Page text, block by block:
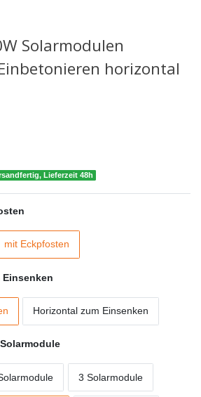
Solarmodulen
horizontal
Lieferzeit 48h
mit Eckpfosten
Einsenken
Horizontal zum Einsenken
3 Solarmodule